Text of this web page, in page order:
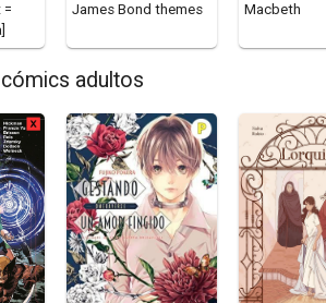
=
James Bond themes Macbeth
adultos